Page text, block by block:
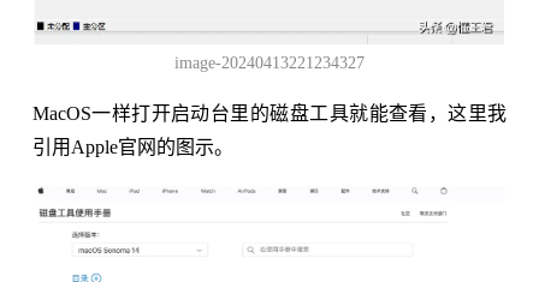
image-20240413221234327
MacOS一样打开启动台里的磁盘工具就能查看，这里我
引用Apple官网的图示。